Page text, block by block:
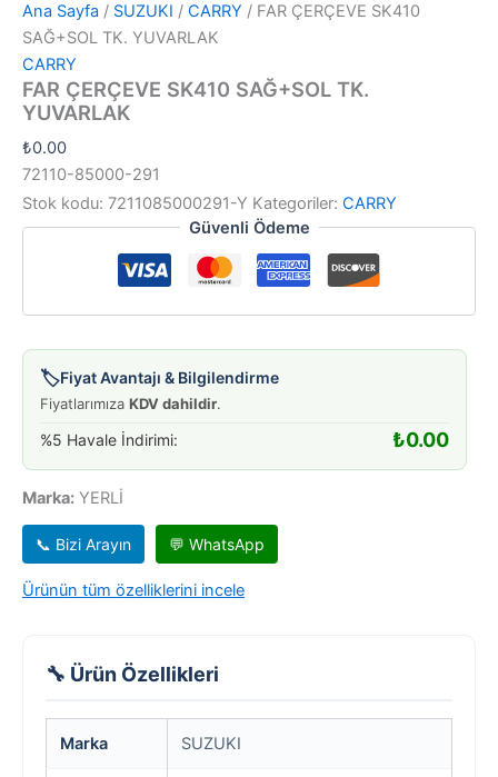
Ana Sayfa / SUZUKI / CARRY / FAR ÇERÇEVE SK410
SAĞ+SOL TK. YUVARLAK
CARRY
FAR ÇERÇEVE SK410 SAĞ+SOL TK.
YUVARLAK
₺0.00
72110-85000-291
Stok kodu: 7211085000291-Y Kategoriler: CARRY
Güvenli Ödeme
🏷️Fiyat Avantajı & Bilgilendirme
Fiyatlarımıza KDV dahildir.
%5 Havale İndirimi: ₺0.00
Marka: YERLİ
📞 Bizi Arayın 💬 WhatsApp
Ürünün tüm özelliklerini incele
🔧 Ürün Özellikleri
Marka SUZUKI